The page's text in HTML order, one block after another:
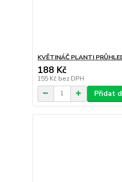
KVĚTINÁČ PLANTI
188 Kč
155 Kč bez DPH
Přidat